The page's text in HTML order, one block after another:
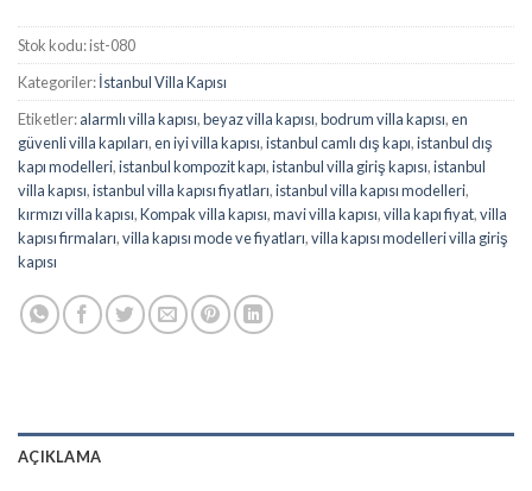
Stok kodu:ist-080
Kategoriler:İstanbul Villa Kapısı
Etiketler:alarmlı villa kapısı,beyaz villa kapısı,bodrum villa kapısı,en
güvenli villa kapıları,en iyi villa kapısı,istanbul camlı dış kapı,istanbul dış
kapı modelleri,istanbul kompozit kapı,istanbul villa giriş kapısı,istanbul
villa kapısı,istanbul villa kapısı fiyatları,istanbul villa kapısı modelleri,
kırmızı villa kapısı,Kompak villa kapısı,mavi villa kapısı,villa kapı fiyat,villa
kapısı firmaları,villa kapısı mode ve fiyatları,villa kapısı modelleri villa giriş
kapısı
AÇIKLAMA